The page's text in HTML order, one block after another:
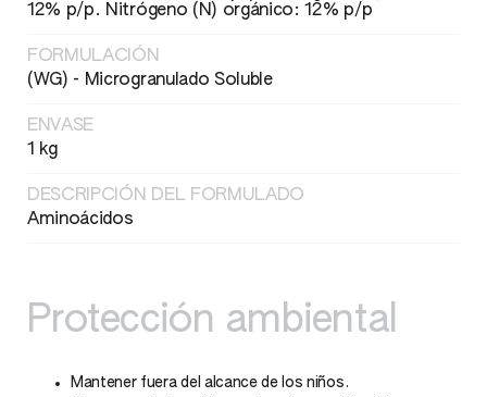
12% p/p. Nitrógeno (N) orgánico: 12% p/p
FORMULACIÓN
(WG) - Microgranulado Soluble
ENVASE
1 kg
DESCRIPCIÓN DEL FORMULADO
Aminoácidos
Protección ambiental
Mantener fuera del alcance de los niños.